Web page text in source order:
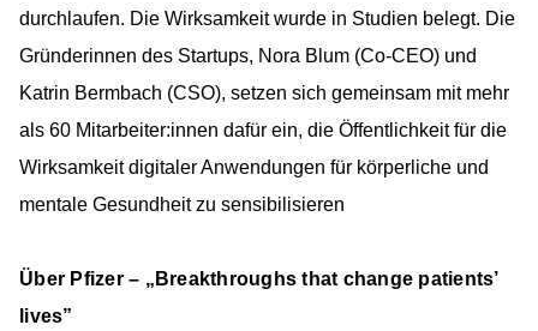
durchlaufen. Die Wirksamkeit wurde in Studien belegt. Die
Gründerinnen des Startups, Nora Blum (Co-CEO) und
Katrin Bermbach (CSO), setzen sich gemeinsam mit mehr
als 60 Mitarbeiter:innen dafür ein, die Öffentlichkeit für die
Wirksamkeit digitaler Anwendungen für körperliche und
mentale Gesundheit zu sensibilisieren
Über Pfizer – „Breakthroughs that change patients’
lives”